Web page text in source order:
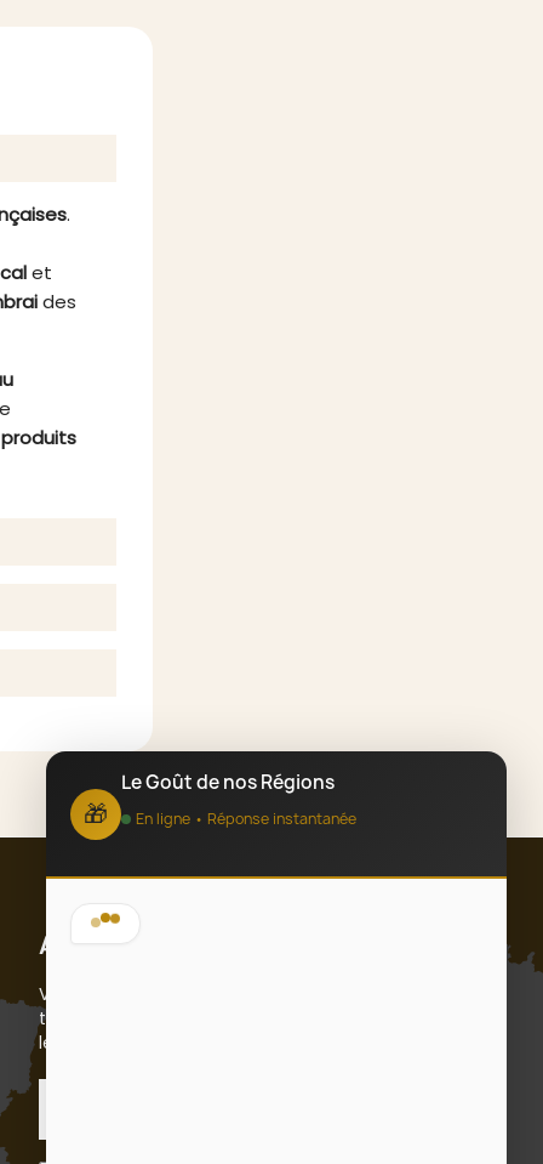
.
et
des
produits
Abonnez-vous
Vous pouvez vous désinscrire à tout moment. Vous
trouverez pour cela nos informations de contact dans
les conditions d'utilisation du site.
🎁
Le Goût de nos Régions
En ligne • Réponse instantanée
Bonjour ! 👋 Bienvenue chez Le Goût